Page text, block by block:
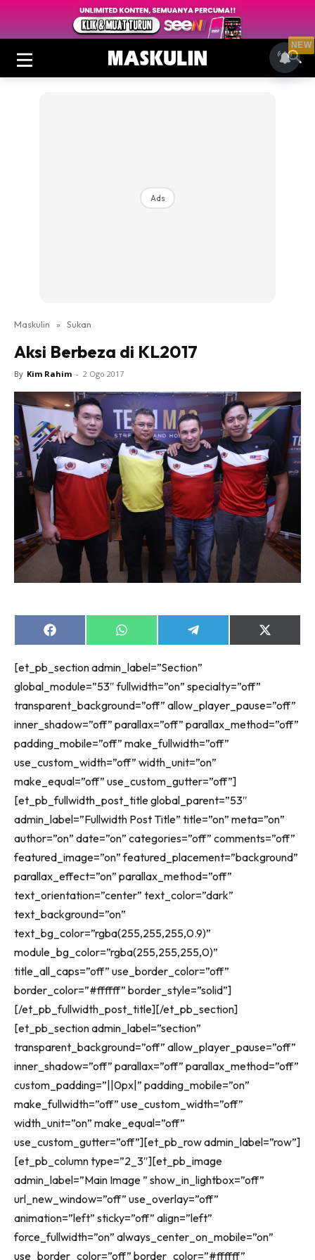
Ads
Maskulin » Sukan
Aksi Berbeza di KL2017
By Kim Rahim - 2 Ogo 2017
Share
on
Share
on
Share
on
Share
on
[et_pb_section admin_label=”Section”
global_module=”53″ fullwidth=”on” specialty=”off”
transparent_background=”off” allow_player_pause=”off”
inner_shadow=”off” parallax=”off” parallax_method=”off”
padding_mobile=”off” make_fullwidth=”off”
use_custom_width=”off” width_unit=”on”
make_equal=”off” use_custom_gutter=”off”]
[et_pb_fullwidth_post_title global_parent=”53″
admin_label=”Fullwidth Post Title” title=”on” meta=”on”
author=”on” date=”on” categories=”off” comments=”off”
featured_image=”on” featured_placement=”background”
parallax_effect=”on” parallax_method=”off”
text_orientation=”center” text_color=”dark”
text_background=”on”
text_bg_color=”rgba(255,255,255,0.9)”
module_bg_color=”rgba(255,255,255,0)”
title_all_caps=”off” use_border_color=”off”
border_color=”#ffffff” border_style=”solid”]
[/et_pb_fullwidth_post_title][/et_pb_section]
[et_pb_section admin_label=”section”
transparent_background=”off” allow_player_pause=”off”
inner_shadow=”off” parallax=”off” parallax_method=”off”
custom_padding=”||0px|” padding_mobile=”on”
make_fullwidth=”off” use_custom_width=”off”
width_unit=”on” make_equal=”off”
use_custom_gutter=”off”][et_pb_row admin_label=”row”]
[et_pb_column type=”2_3″][et_pb_image
admin_label=”Main Image ” show_in_lightbox=”off”
url_new_window=”off” use_overlay=”off”
animation=”left” sticky=”off” align=”left”
force_fullwidth=”on” always_center_on_mobile=”on”
use_border_color=”off” border_color=”#ffffff”
NEW